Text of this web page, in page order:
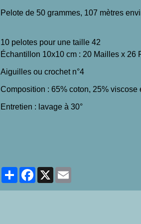
Pelote de 50 grammes, 107 mètres
10 pelotes pour une taille 42
Échantillon 10x10 cm : 20 Mailles x 26
Aiguilles ou crochet n°4
Composition : 65% coton, 25% viscose
Entretien : lavage à 30°
PartagerFacebook
X